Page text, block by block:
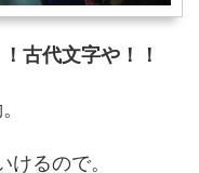
古代文字や！！
けるので。